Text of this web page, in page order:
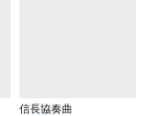
信長協奏曲